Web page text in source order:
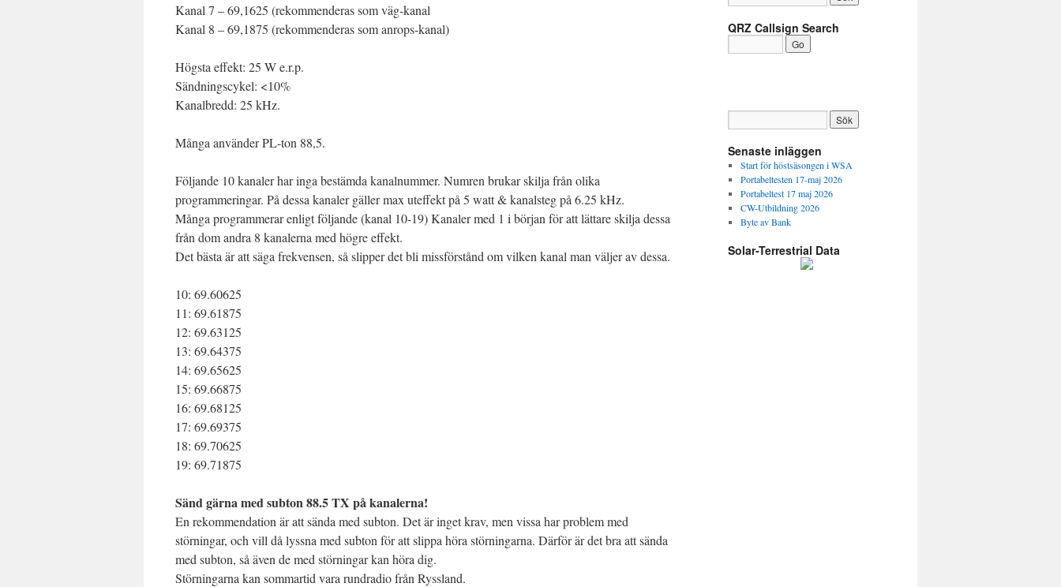
Kanal 7 – 69,1625 (rekommenderas som väg-kanal
Kanal 8 – 69,1875 (rekommenderas som anrops-kanal)
Högsta effekt: 25 W e.r.p.
Sändningscykel: <10%
Kanalbredd: 25 kHz.
Många använder PL-ton 88,5.
Följande 10 kanaler har inga bestämda kanalnummer. Numren brukar skilja från olika
programmeringar. På dessa kanaler gäller max uteffekt på 5 watt & kanalsteg på 6.25 kHz.
Många programmerar enligt följande (kanal 10-19) Kanaler med 1 i början för att lättare skilja dessa
från dom andra 8 kanalerna med högre effekt.
Det bästa är att säga frekvensen, så slipper det bli missförstånd om vilken kanal man väljer av dessa.
10: 69.60625
11: 69.61875
12: 69.63125
13: 69.64375
14: 69.65625
15: 69.66875
16: 69.68125
17: 69.69375
18: 69.70625
19: 69.71875
Sänd gärna med subton 88.5 TX på kanalerna!
En rekommendation är att sända med subton. Det är inget krav, men vissa har problem med
störningar, och vill då lyssna med subton för att slippa höra störningarna. Därför är det bra att sända
med subton, så även de med störningar kan höra dig.
Störningarna kan sommartid vara rundradio från Ryssland.
QRZ Callsign Search
Senaste inläggen
Start för höstsäsongen i WSA
Portabeltesten 17-maj 2026
Portabeltest 17 maj 2026
CW-Utbildning 2026
Byte av Bank
Solar-Terrestrial Data